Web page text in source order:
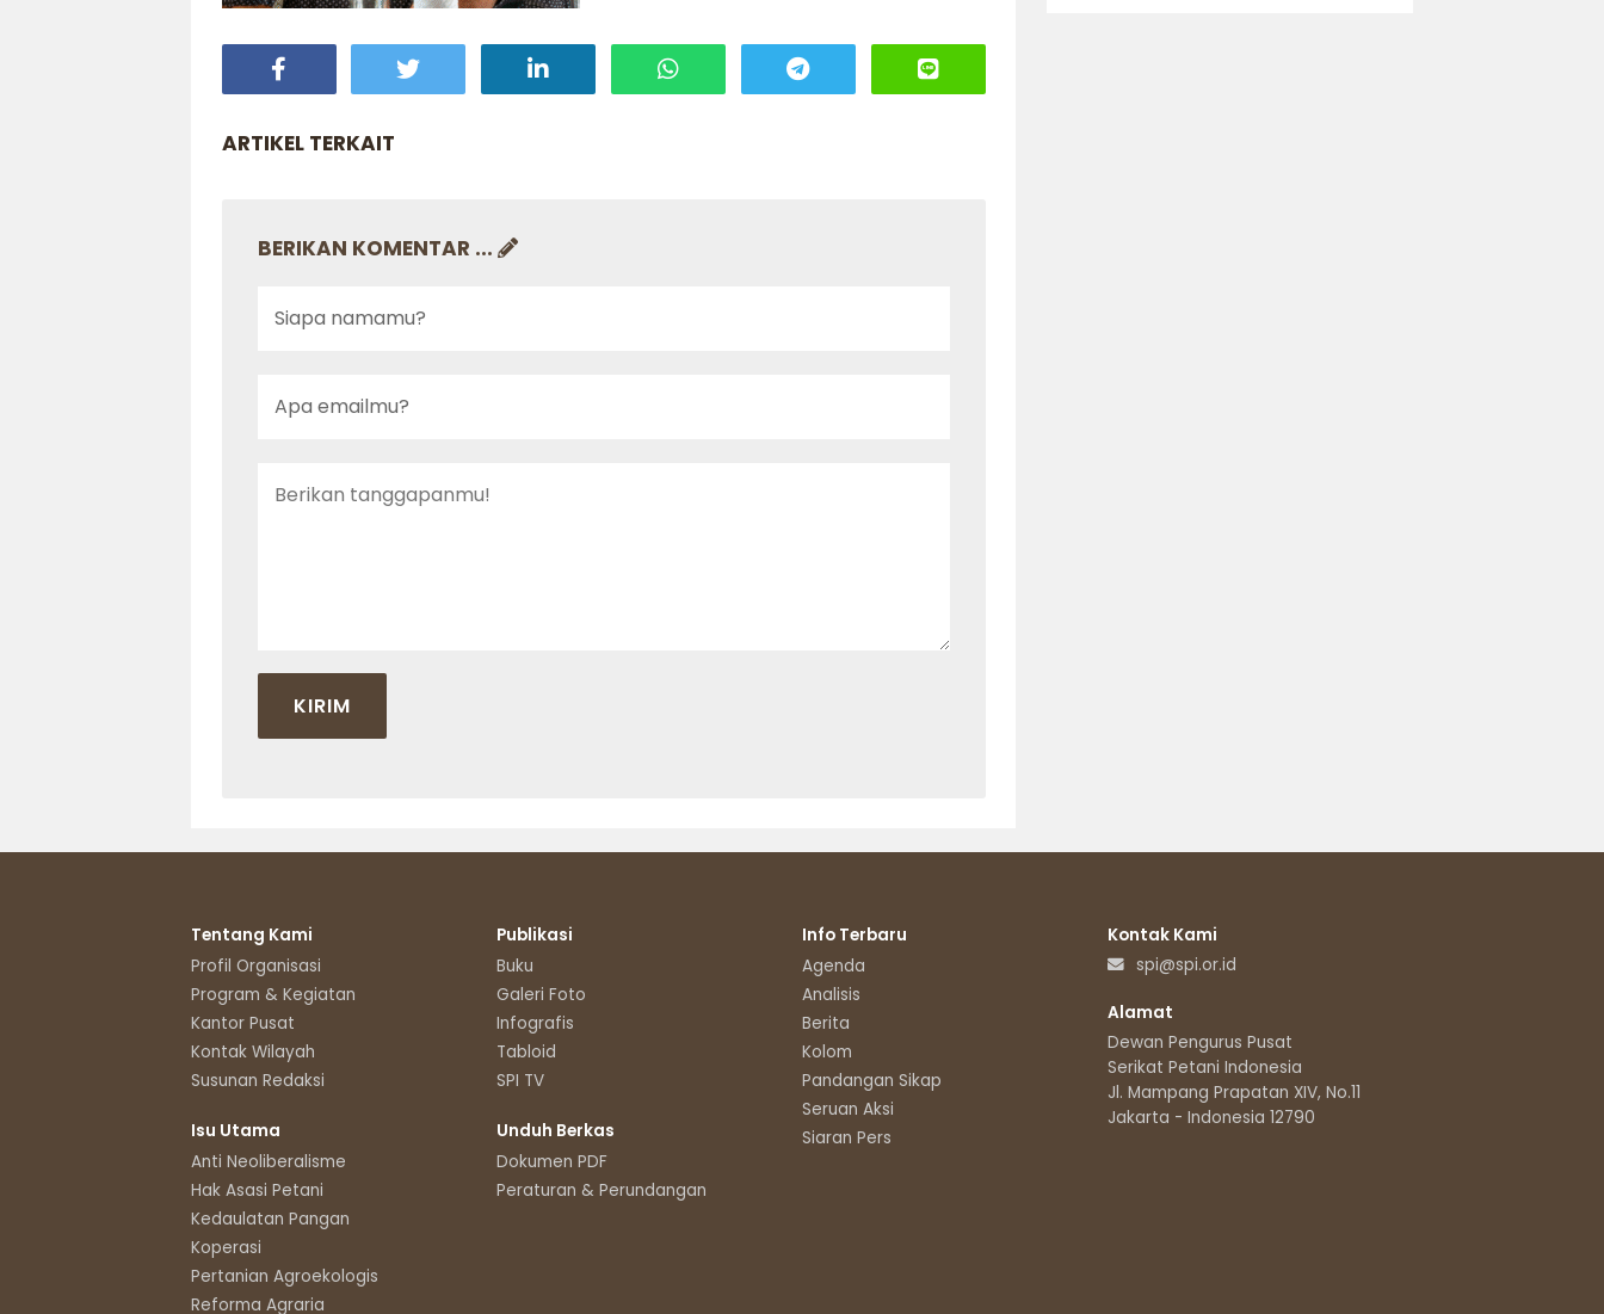
ARTIKEL TERKAIT
BERIKAN KOMENTAR ...
Tentang Kami
Profil Organisasi
Program & Kegiatan
Kantor Pusat
Kontak Wilayah
Susunan Redaksi
Isu Utama
Anti Neoliberalisme
Hak Asasi Petani
Kedaulatan Pangan
Koperasi
Pertanian Agroekologis
Reforma Agraria
Publikasi
Buku
Galeri Foto
Infografis
Tabloid
SPI TV
Unduh Berkas
Dokumen PDF
Peraturan & Perundangan
Info Terbaru
Agenda
Analisis
Berita
Kolom
Pandangan Sikap
Seruan Aksi
Siaran Pers
Kontak Kami
spi@spi.or.id
Alamat
Dewan Pengurus Pusat
Serikat Petani Indonesia
Jl. Mampang Prapatan XIV, No.11
Jakarta - Indonesia 12790